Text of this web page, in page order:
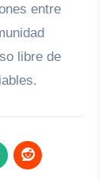
entre
libre de